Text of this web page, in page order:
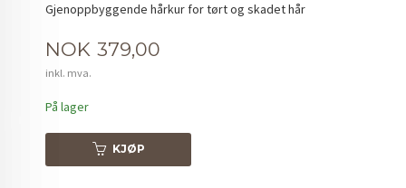
Gjenoppbyggende hårkur for tørt og skadet hår
Pris
NOK 379,00
inkl. mva.
På lager
KJØP